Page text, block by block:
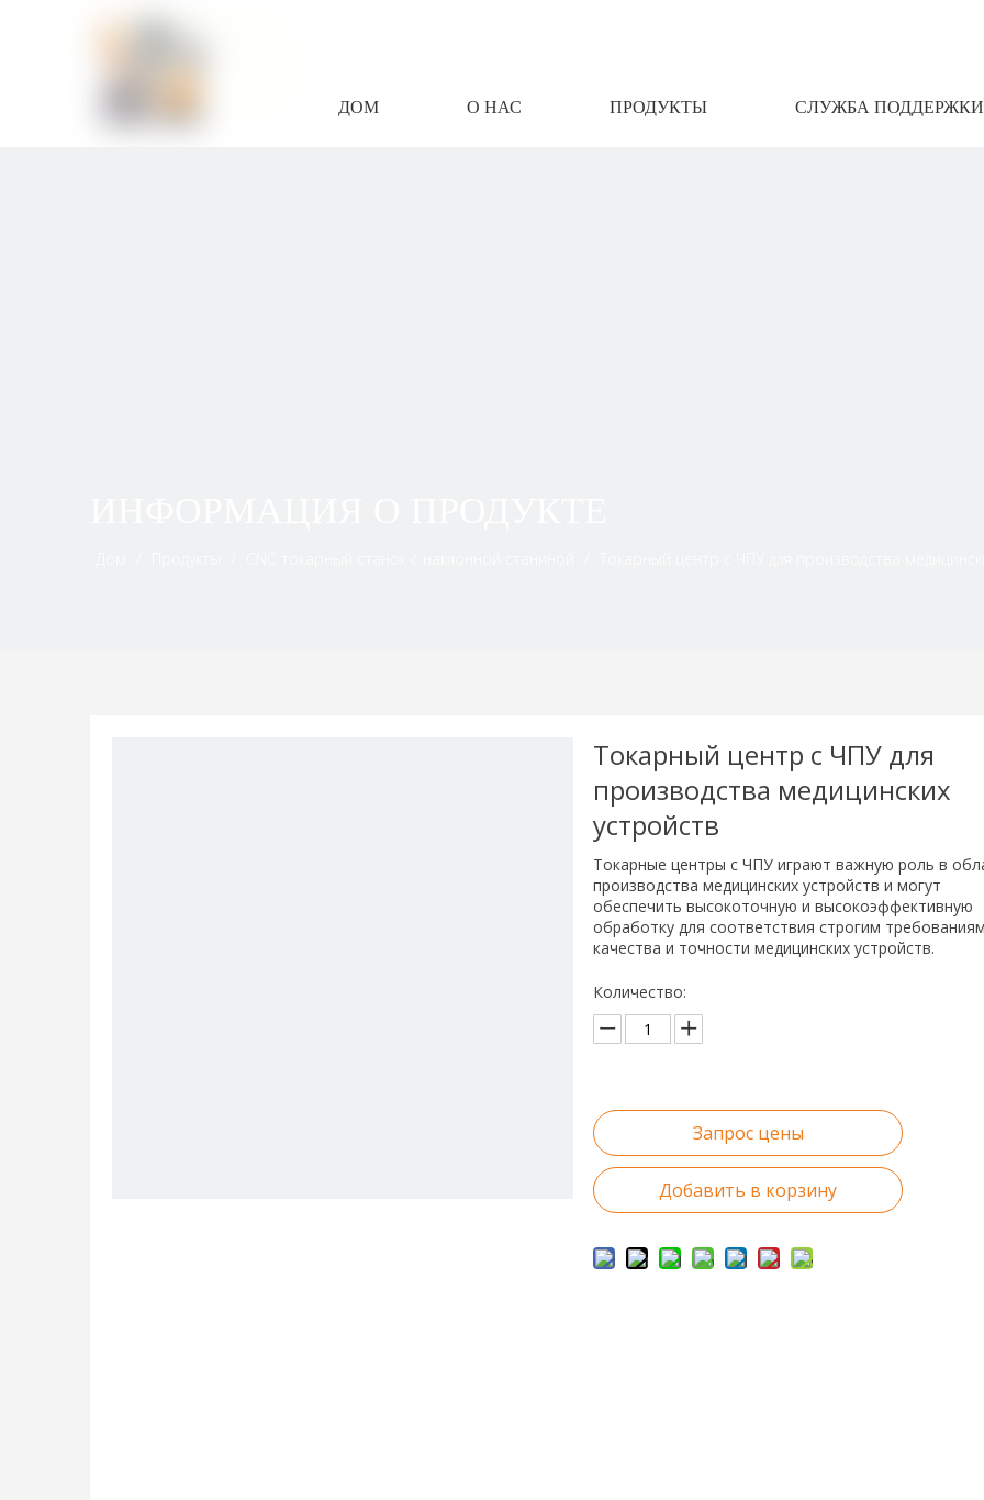
ДОМ О НАС ПРОДУКТЫ СЛУЖБА ПОДДЕРЖКИ
Токарный центр с ЧПУ для
производства медицинских
устройств
Токарные центры с ЧПУ играют важную роль в
производства медицинских устройств и могут
обеспечить высокоточную и высокоэффективную
обработку для соответствия строгим требованиям
качества и точности медицинских устройств.
Количество:
Запрос цены
Добавить в корзину